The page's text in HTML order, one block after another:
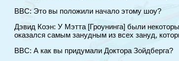
BBC: Это вы положили начало этому шоу?
Дэвид Коэн: У Мэтта [Гроунинга] были
оказался самым занудным из всех зануд,
BBC: А как вы придумали Доктора Зойдберга?